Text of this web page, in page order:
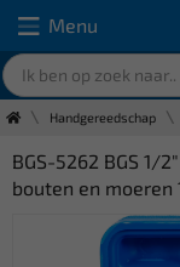
Menu
Handgereedschap
BGS-5262 BGS 1/
bouten en moeren